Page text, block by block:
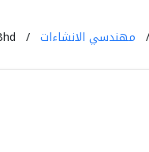
مهندسي الانشاءات